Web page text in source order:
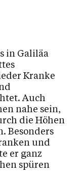
in Galiläa
Kranke
Auch
nahe sein,
die Höhen
Besonders
und
er ganz
spüren